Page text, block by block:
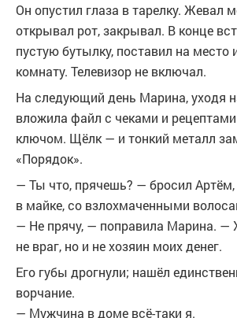
Он опустил глаза в тарелку. Жевал
открывал рот, закрывал. В конце
пустую бутылку, поставил на место
комнату. Телевизор не включал.
На следующий день Марина, уходя
вложила файл с чеками и
ключом. Щёлк — и тонкий металл
«Порядок».
— Ты что, прячешь? — бросил
в майке, со взлохмаченными
— Не прячy, — поправила Марина. —
не враг, но и не хозяин моих денег.
Его губы дрогнули; нашёл
ворчание.
— Мужчина в доме всё-таки я.